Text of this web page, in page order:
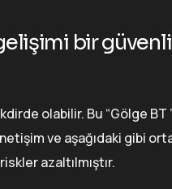
bir
olabilir. Bu “Gölge BT
ve aşağıdaki gibi
azaltılmıştır.